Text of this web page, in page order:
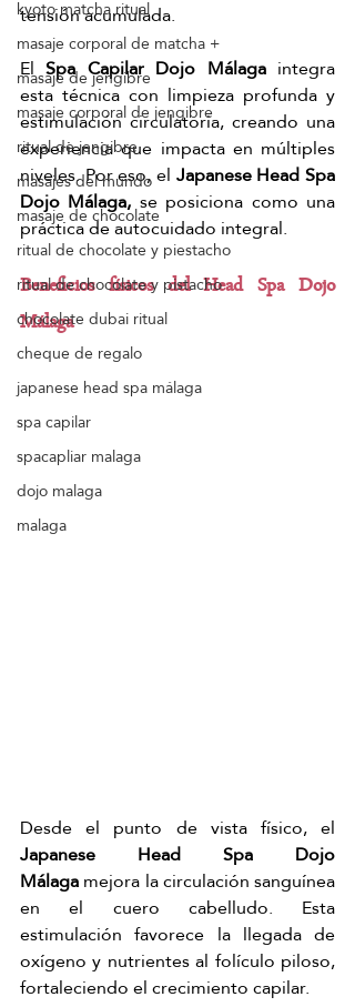
kyoto matcha ritual
masaje corporal de matcha +
masaje de jengibre
masaje corporal de jengibre
ritual de jengibre
masajes del mundo
masaje de chocolate
ritual de chocolate y piestacho
ritual de chocolate y pistacho
chocolate dubai ritual
cheque de regalo
japanese head spa málaga
spa capilar
spacapliar malaga
dojo malaga
malaga
tensión acumulada.
El Spa Capilar Dojo Málaga integra
esta técnica con limpieza profunda y
estimulación circulatoria, creando una
experiencia que impacta en múltiples
niveles. Por eso, el Japanese Head Spa
Dojo Málaga, se posiciona como una
práctica de autocuidado integral.
Beneficios físicos del Head Spa Dojo
Málaga
Japanese Head Spa Dojo
Málaga mejora la circulación sanguínea
en el cuero cabelludo. Esta
estimulación favorece la llegada de
oxígeno y nutrientes al folículo piloso,
fortaleciendo el crecimiento capilar.